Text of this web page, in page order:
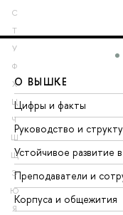
С
Т
У
Ф
Х
Ц
Ч
Ш
Щ
Э
Ю
Я
О ВЫШКЕ
Цифры и факты
Руководство и
Устойчивое
Преподаватели и
Корпуса и общежития